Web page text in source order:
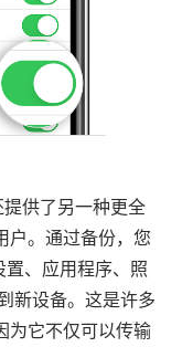
供了另一种更全
户。通过备份，您
、应用程序、照
新设备。这是许多
为它不仅可以传输